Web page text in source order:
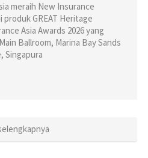
meraih New Insurance
GREAT Heritage
Asia Awards 2026 yang
Ballroom, Marina Bay Sands
Singapura